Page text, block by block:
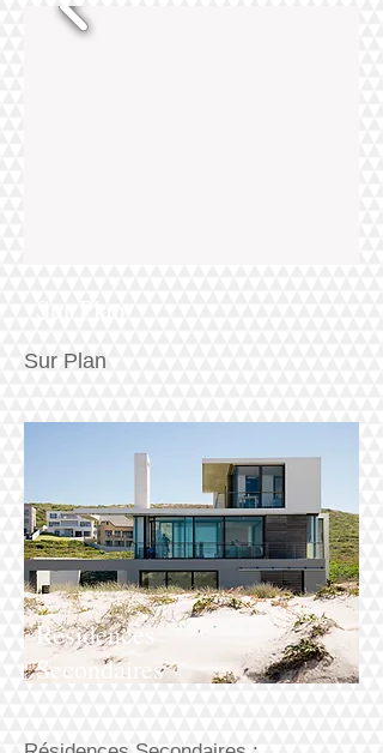
Sur Plan
Résidences
Secondaires